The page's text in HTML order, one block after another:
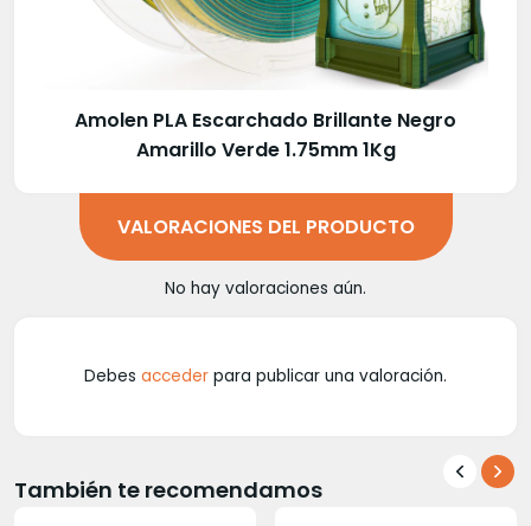
Amolen PLA Escarchado Brillante Negro
Amarillo Verde 1.75mm 1Kg
VALORACIONES DEL PRODUCTO
No hay valoraciones aún.
Debes acceder para publicar una valoración.
También te recomendamos